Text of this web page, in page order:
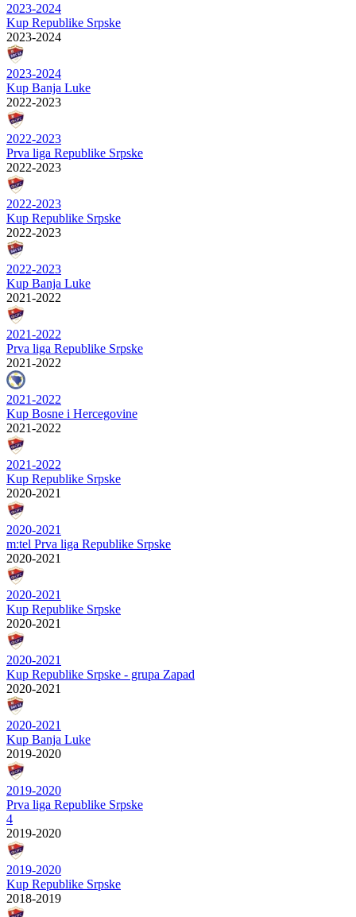
2023-2024
Kup Republike Srpske
2023-2024
2023-2024
Kup Banja Luke
2022-2023
2022-2023
Prva liga Republike Srpske
2022-2023
2022-2023
Kup Republike Srpske
2022-2023
2022-2023
Kup Banja Luke
2021-2022
2021-2022
Prva liga Republike Srpske
2021-2022
2021-2022
Kup Bosne i Hercegovine
2021-2022
2021-2022
Kup Republike Srpske
2020-2021
2020-2021
m:tel Prva liga Republike Srpske
2020-2021
2020-2021
Kup Republike Srpske
2020-2021
2020-2021
Kup Republike Srpske - grupa Zapad
2020-2021
2020-2021
Kup Banja Luke
2019-2020
2019-2020
Prva liga Republike Srpske
4
2019-2020
2019-2020
Kup Republike Srpske
2018-2019